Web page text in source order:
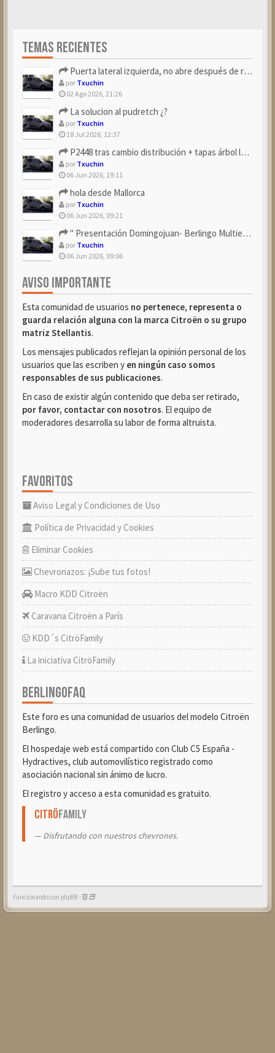
TEMAS RECIENTES
Puerta lateral izquierda, no abre después de repostar.
por Txuchin
02 Ago 2026, 21:26
La solucion al pudretch ¿?
por Txuchin
18 Jul 2026, 12:37
P2448 tras cambio distribución + tapas árbol levas
por Txuchin
06 Jun 2026, 19:11
hola desde Mallorca
por Txuchin
06 Jun 2026, 09:21
" Presentación Domingojuan- Berlingo Multiespace Blue ...
por Txuchin
06 Jun 2026, 09:06
AVISO IMPORTANTE
Esta comunidad de usuarios no pertenece, representa o
guarda relación alguna con la marca Citroën o su grupo
matriz Stellantis.
Los mensajes publicados reflejan la opinión personal de los
usuarios que las escriben y en ningún caso somos
responsables de sus publicaciones.
En caso de existir algún contenido que deba ser retirado,
por favor, contactar con nosotros. El equipo de
moderadores desarrolla su labor de forma altruista.
FAVORITOS
Aviso Legal y Condiciones de Uso
Política de Privacidad y Cookies
Eliminar Cookies
Chevronazos: ¡Sube tus fotos!
Macro KDD Citroën
Caravana Citroën a París
KDD´s CitröFamily
La iniciativa CitröFamily
BERLINGOFAQ
Este foro es una comunidad de usuarios del modelo Citroën
Berlingo.
El hospedaje web está compartido con Club C5 España -
Hydractives, club automovilístico registrado como
asociación nacional sin ánimo de lucro.
El registro y acceso a esta comunidad es gratuito.
CitröFamily
Disfrutando con nuestros chevrones.
Funcionando con phpBB -